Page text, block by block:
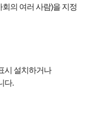
의 여러 사람)을 지정
시 설치하거나
다.